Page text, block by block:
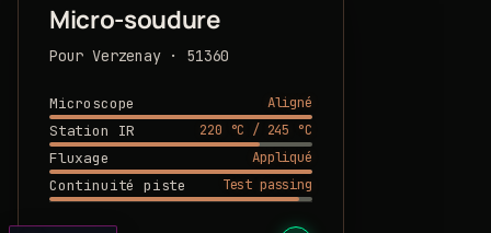
Micro-soudure
Pour Verzenay · 51360
Microscope
Aligné
Station IR
220 °C / 245 °C
Fluxage
Appliqué
Continuité piste
Test passing